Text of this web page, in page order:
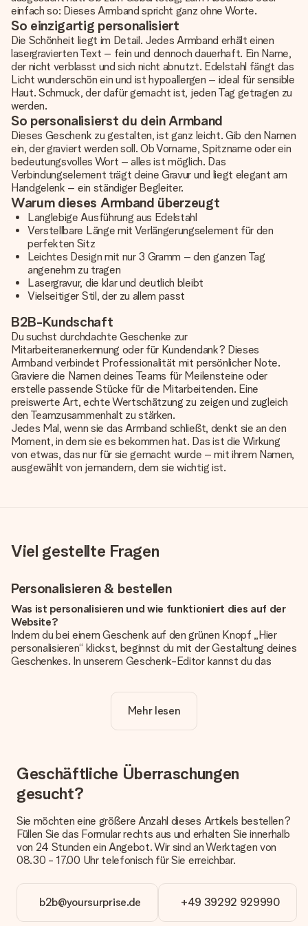
einfach so: Dieses Armband spricht ganz ohne Worte.
So einzigartig personalisiert
Die Schönheit liegt im Detail. Jedes Armband erhält einen
lasergravierten Text – fein und dennoch dauerhaft. Ein Name,
der nicht verblasst und sich nicht abnutzt. Edelstahl fängt das
Licht wunderschön ein und ist hypoallergen – ideal für sensible
Haut. Schmuck, der dafür gemacht ist, jeden Tag getragen zu
werden.
So personalisierst du dein Armband
Dieses Geschenk zu gestalten, ist ganz leicht. Gib den Namen
ein, der graviert werden soll. Ob Vorname, Spitzname oder ein
bedeutungsvolles Wort – alles ist möglich. Das
Verbindungselement trägt deine Gravur und liegt elegant am
Handgelenk – ein ständiger Begleiter.
Warum dieses Armband überzeugt
Langlebige Ausführung aus Edelstahl
Verstellbare Länge mit Verlängerungselement für den
perfekten Sitz
Leichtes Design mit nur 3 Gramm – den ganzen Tag
angenehm zu tragen
Lasergravur, die klar und deutlich bleibt
Vielseitiger Stil, der zu allem passt
B2B-Kundschaft
Du suchst durchdachte Geschenke zur
Mitarbeiteranerkennung oder für Kundendank? Dieses
Armband verbindet Professionalität mit persönlicher Note.
Graviere die Namen deines Teams für Meilensteine oder
erstelle passende Stücke für die Mitarbeitenden. Eine
preiswerte Art, echte Wertschätzung zu zeigen und zugleich
den Teamzusammenhalt zu stärken.
Jedes Mal, wenn sie das Armband schließt, denkt sie an den
Moment, in dem sie es bekommen hat. Das ist die Wirkung
von etwas, das nur für sie gemacht wurde – mit ihrem Namen,
ausgewählt von jemandem, dem sie wichtig ist.
Viel gestellte Fragen
Personalisieren & bestellen
Was ist personalisieren und wie funktioniert dies auf der
Website?
Indem du bei einem Geschenk auf den grünen Knopf „Hier
personalisieren“ klickst, beginnst du mit der Gestaltung deines
Geschenkes. In unserem Geschenk-Editor kannst du das
noch eines unserer angebotenen Designs, um deinem
Geschenk die perfekte Ausstrahlung zu verleihen.
Personalisierung. So ist und bleibt es übersichtlich!
Hat mein Foto die richtige Qualität?
Wir möchten sicherstellen, dass du mit deinem Geschenk
rundum zufrieden bist. Deshalb ist es wichtig, qualitativ
hochwertige Fotos zu verwenden. Wenn du dir nicht sicher
bist, ob dein Bild die erforderliche Qualität aufweist, wende
dich bitte an unseren Kundenservice und füge dein Foto
möchtest. Unser Kundenservice kann dann die Qualität für
dich überprüfen!
Welche Dateien kann ich hochladen?
Mehr lesen
Geschäftliche Überraschungen
gesucht?
Sie möchten eine größere Anzahl dieses Artikels bestellen?
Füllen Sie das Formular rechts aus und erhalten Sie innerhalb
von 24 Stunden ein Angebot. Wir sind an Werktagen von
08.30 - 17.00 Uhr telefonisch für Sie erreichbar.
b2b@yoursurprise.de +49 39292 929990